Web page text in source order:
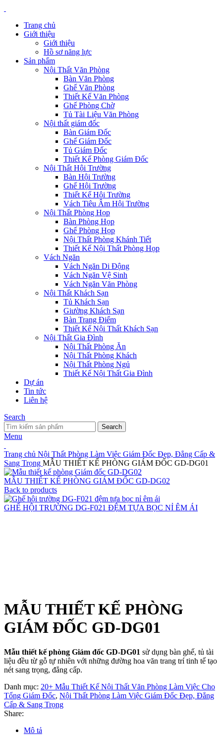
Trang chủ
Giới thiệu
Giới thiệu
Hồ sơ năng lực
Sản phẩm
Nội Thất Văn Phòng
Bàn Văn Phòng
Ghế Văn Phòng
Thiết Kế Văn Phòng
Ghế Phòng Chờ
Tủ Tài Liệu Văn Phòng
Nội thất giám đốc
Bàn Giám Đốc
Ghế Giám Đốc
Tủ Giám Đốc
Thiết Kế Phòng Giám Đốc
Nội Thất Hội Trường
Bàn Hội Trường
Ghế Hội Trường
Thiết Kế Hội Trường
Vách Tiêu Âm Hội Trường
Nội Thất Phòng Họp
Bàn Phòng Họp
Ghế Phòng Họp
Nội Thất Phòng Khánh Tiết
Thiết Kế Nội Thất Phòng Họp
Vách Ngăn
Vách Ngăn Di Động
Vách Ngăn Vệ Sinh
Vách Ngăn Văn Phòng
Nội Thất Khách Sạn
Tủ Khách Sạn
Giường Khách Sạn
Bàn Trang Điểm
Thiết Kế Nội Thất Khách Sạn
Nội Thất Gia Đình
Nội Thất Phòng Ăn
Nội Thất Phòng Khách
Nội Thất Phòng Ngủ
Thiết Kế Nội Thất Gia Đình
Dự án
Tin tức
Liên hệ
Search
Search
Menu
Trang chủ Nội Thất Phòng Làm Việc Giám Đốc Đẹp, Đẳng Cấp &
Sang Trọng MẪU THIẾT KẾ PHÒNG GIÁM ĐỐC GD-DG01
MẪU THIẾT KẾ PHÒNG GIÁM ĐỐC GD-DG02
Back to products
GHẾ HỘI TRƯỜNG DG-F021 ĐỆM TỰA BỌC NỈ ÊM ÁI
MẪU THIẾT KẾ PHÒNG
GIÁM ĐỐC GD-DG01
Mẫu thiết kế phòng Giám đốc GD-DG01 sử dụng bàn ghế, tủ tài
liệu đều từ gỗ tự nhiên với những đường hoa văn trang trí tinh tế tạo
nét sang trọng, đẳng cấp.
Danh mục: 20+ Mẫu Thiết Kế Nội Thất Văn Phòng Làm Việc Cho
Tổng Giám Đốc, Nội Thất Phòng Làm Việc Giám Đốc Đẹp, Đẳng
Cấp & Sang Trọng
Share:
Mô tả